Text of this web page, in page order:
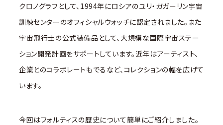
クロノグラフとして、1994年にロシアのユリ・ガガーリン宇宙
訓練センターのオフィシャルウォッチに認定されました。また
宇宙飛行士の公式装備品として、大規模な国際宇宙ステー
ション開発計画をサポートしています。近年はアーティスト、
企業とのコラボレートもでるなど、コレクションの幅を広げて
います。
今回はフォルティスの歴史について簡単にご紹介しました。